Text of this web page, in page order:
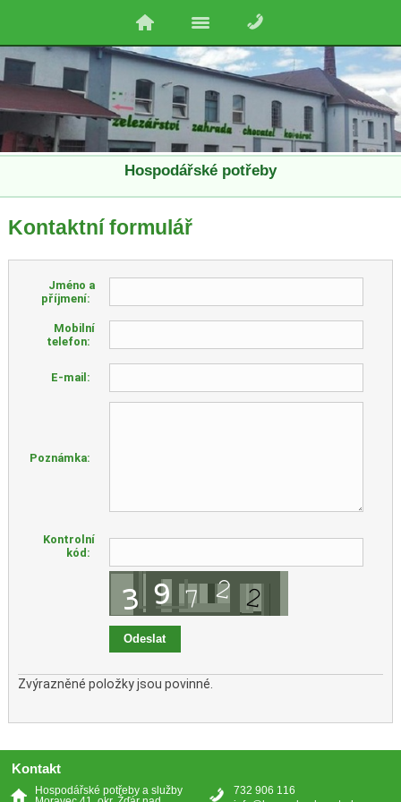
Hospodářské potřeby
Kontaktní formulář
Jméno a
příjmení:
Mobilní
telefon:
E-mail:
Poznámka:
Kontrolní
kód:
Zvýrazněné položky jsou povinné.
Kontakt
Hospodářské potřeby a služby
732 906 116